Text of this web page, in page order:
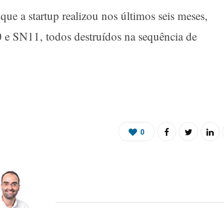
a startup realizou nos últimos seis meses,
SN11, todos destruídos na sequência de
0